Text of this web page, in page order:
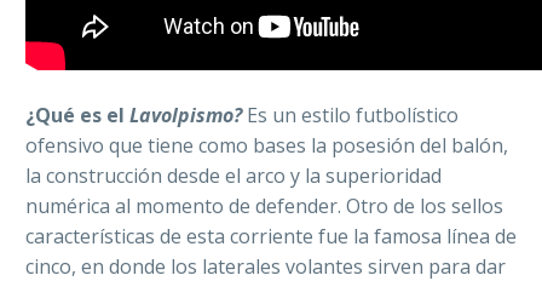
¿Qué es el Lavolpismo? Es un estilo futbolístico
ofensivo que tiene como bases la posesión del balón,
la construcción desde el arco y la superioridad
numérica al momento de defender. Otro de los sellos
características de esta corriente fue la famosa línea de
cinco, en donde los laterales volantes sirven para dar